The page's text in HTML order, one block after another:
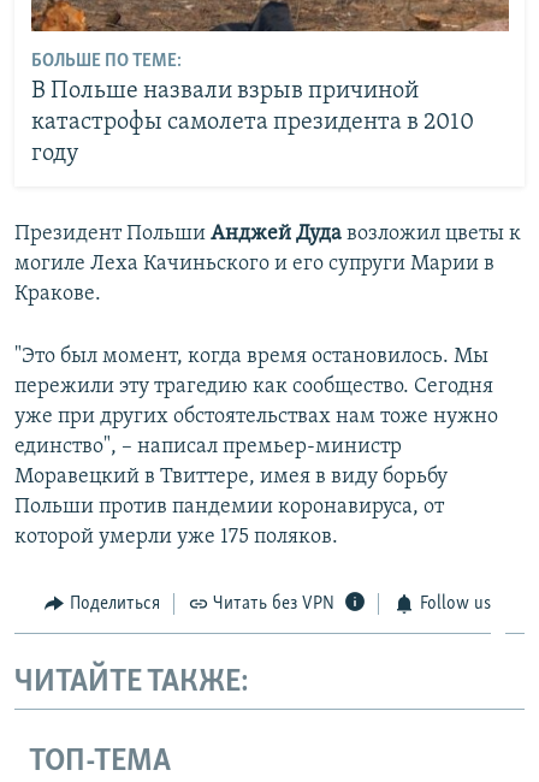
БОЛЬШЕ ПО ТЕМЕ:
В Польше назвали взрыв причиной
катастрофы самолета президента в 2010
году
Президент Польши Анджей Дуда возложил цветы к
могиле Леха Качиньского и его супруги Марии в
Кракове.
"Это был момент, когда время остановилось. Мы
пережили эту трагедию как сообщество. Сегодня
уже при других обстоятельствах нам тоже нужно
единство", – написал премьер-министр
Моравецкий в Твиттере, имея в виду борьбу
Польши против пандемии коронавируса, от
которой умерли уже 175 поляков.
Поделиться Читать без VPN Follow us
ЧИТАЙТЕ ТАКЖЕ:
ТОП-ТЕМА